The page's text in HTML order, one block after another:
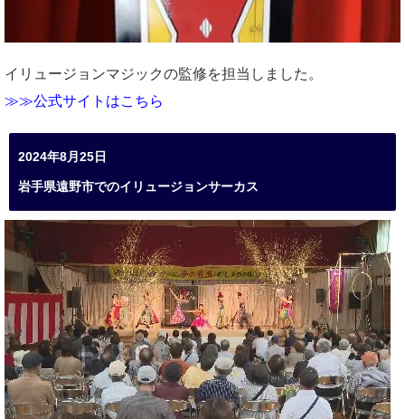
イリュージョンマジックの監修を担当しました。
≫≫公式サイトはこちら
2024年8月25日
岩手県遠野市でのイリュージョンサーカス